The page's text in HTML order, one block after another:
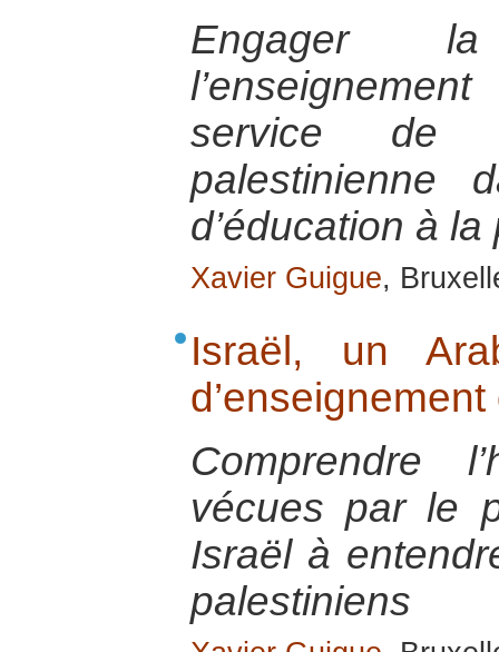
Engager
service de
palestinienne
d’éducation à la
Xavier Guigue,
Israël, un
Comprendre
vécues par le
Israël à
palestiniens